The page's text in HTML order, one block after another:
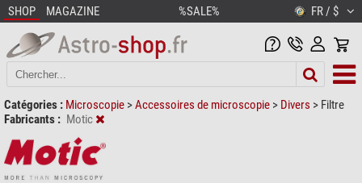
SHOP MAGAZINE %SALE% FR / $
Catégories : Microscopie >Accessoires de microscopie > Divers > Filtre
Fabricants : Motic